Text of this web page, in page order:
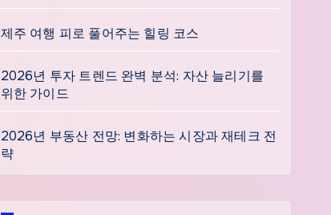
제주 여행 피로 풀어주는 힐링 코스
2026년 투자 트렌드 완벽 분석: 자산 늘리기를
위한 가이드
2026년 부동산 전망: 변화하는 시장과 재테크 전
략